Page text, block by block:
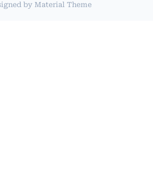
by Material Theme